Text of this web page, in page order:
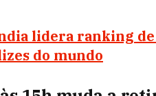
lidera ranking de
do mundo